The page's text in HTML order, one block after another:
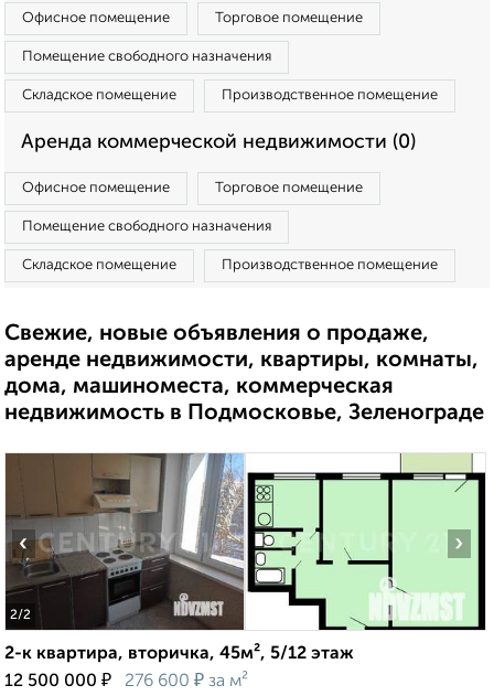
Офисное помещение Торговое помещение
Помещение свободного назначения
Складское помещение Производственное помещение
Аренда коммерческой недвижимости (0)
Офисное помещение Торговое помещение
Помещение свободного назначения
Складское помещение Производственное помещение
Свежие, новые объявления о продаже,
аренде недвижимости, квартиры, комнаты,
дома, машиноместа, коммерческая
недвижимость в Подмосковье, Зеленограде
2/2
‹ ›
2-к квартира, вторичка, 45м², 5/12 этаж
12 500 000 ₽ 276 600 ₽ за м²